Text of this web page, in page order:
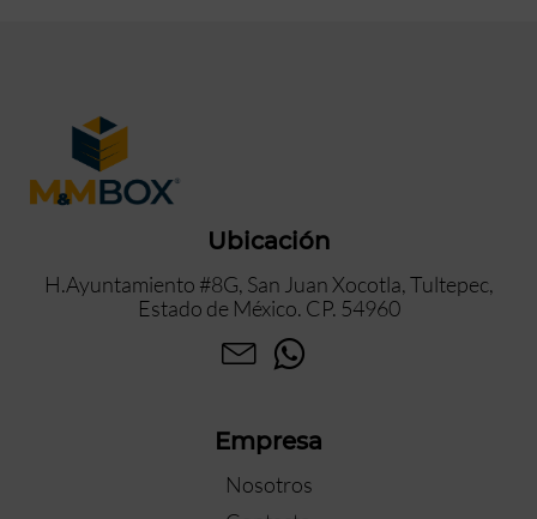
Ubicación
H.Ayuntamiento #8G, San Juan Xocotla, Tultepec,
Estado de México. CP. 54960
Empresa
Nosotros